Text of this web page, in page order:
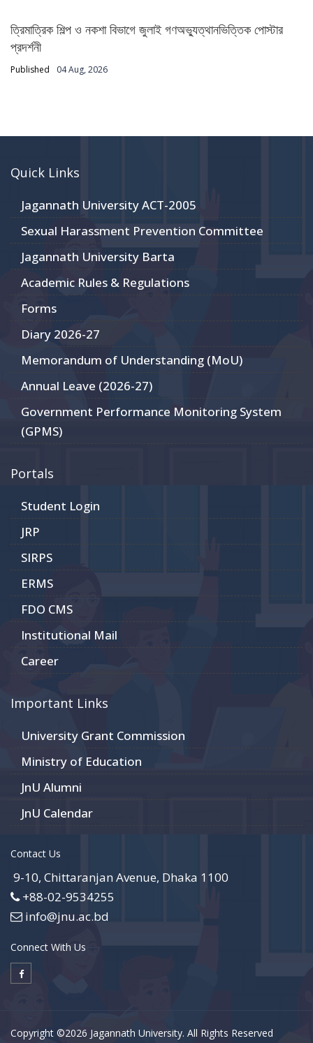
ত্রিমাত্রিক শিল্প ও নকশা বিভাগে জুলাই গণঅভ্যুত্থানভিত্তিক পোস্টার
প্রদর্শনী
Published 04 Aug, 2026
Quick Links
Jagannath University ACT-2005
Sexual Harassment Prevention Committee
Jagannath University Barta
Academic Rules & Regulations
Forms
Diary 2026-27
Memorandum of Understanding (MoU)
Annual Leave (2026-27)
Government Performance Monitoring System
(GPMS)
Portals
Student Login
JRP
SIRPS
ERMS
FDO CMS
Institutional Mail
Career
Important Links
University Grant Commission
Ministry of Education
JnU Alumni
JnU Calendar
Contact Us
9-10, Chittaranjan Avenue, Dhaka 1100
+88-02-9534255
info@jnu.ac.bd
Connect With Us
Copyright ©2026 Jagannath University. All Rights Reserved